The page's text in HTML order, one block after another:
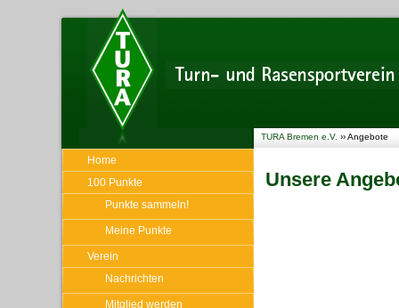
TURA Bremen e.V. ››Angebote
Home
100 Punkte
Punkte sammeln!
Meine Punkte
Verein
Nachrichten
Mitglied werden
Unsere